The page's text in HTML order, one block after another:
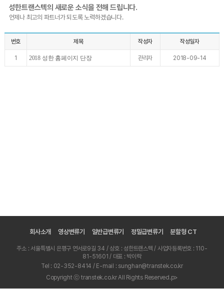
성한트랜스텍의 새로운 소식을 전해 드립니다.
언제나 최고의 파트너가 되도록 노력하겠습니다.
번호 제목 작성자 작성일자
1 2018 성한 홈페이지 단장 관리자 2018-09-14
회사소개 영상변류기 일반급변류기 정밀급변류기 분할형 CT
주소 : 서울특별시 은평구 연서로9길 34 / 상호 : 성한트랜스텍 / 사업자등록번호 : 110-
81-51601 / 대표 : 박이락
Tel : 02-352-8414 / E-mail : sunghan@transtek.co.kr
Copyright ⓒ transtek.co.kr All Rights Reserved.p>